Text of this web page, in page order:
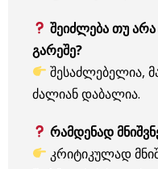
შეიძლება თუ არა
გარეშე?
შესაძლებელია,
ძალიან დაბალია.
რამდენად
კრიტიკულად